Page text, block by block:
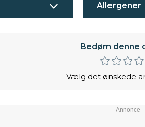
Allergener
Bedøm denne
Vælg det ønskede